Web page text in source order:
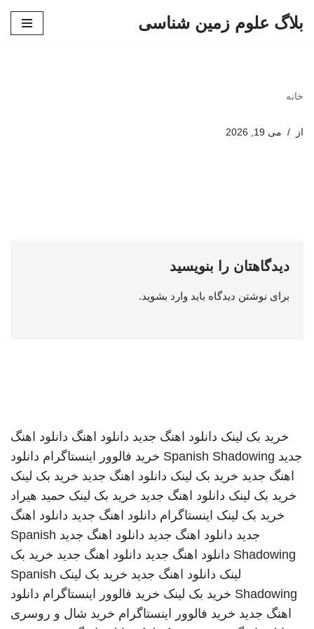
بلاگ علوم زمین شناسی
خانه
از می 19, 2026
دیدگاهتان را بنویسید
برای نوشتن دیدگاه باید وارد بشوید.
خرید بک لینک دانلود اهنگ جدید دانلود اهنگ دانلود اهنگ
جدید Spanish Shadowing خرید فالوور اینستاگرام دانلود
اهنگ جدید خرید بک لینک دانلود اهنگ جدید خرید بک لینک
خرید بک لینک دانلود اهنگ جدید خرید بک لینک حمید هیراد
خرید بک لینک اینستاگرام دانلود اهنگ جدید دانلود اهنگ
جدید دانلود اهنگ جدید دانلود اهنگ جدید Spanish
Shadowing دانلود اهنگ جدید دانلود اهنگ جدید خرید بک
لینک دانلود اهنگ جدید خرید بک لینک Spanish
Shadowing خرید بک لینک خرید فالوور اینستاگرام دانلود
اهنگ جدید خرید فالوور اینستاگرام خرید شال و روسری